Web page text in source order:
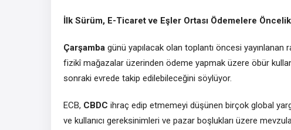
İlk Sürüm, E-Ticaret ve Eşler Ortası Ödemelere
Çarşamba günü yapılacak olan toplantı öncesi
fizikî mağazalar üzerinden ödeme yapmak üzere öbür
sonraki evrede takip edilebileceğini söylüyor.
ECB, CBDC ihraç edip etmemeyi düşünen birçok global
ve kullanıcı gereksinimleri ve pazar boşlukları üzere